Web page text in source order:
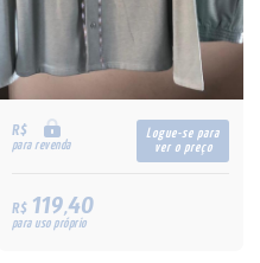
R$
para revenda
Logue-se para
ver o preço
R$119,40
para uso próprio